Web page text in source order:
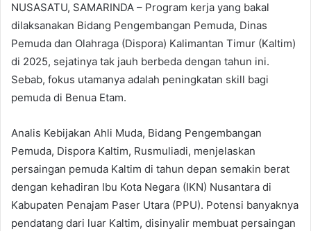
NUSASATU, SAMARINDA – Program kerja yang bakal
dilaksanakan Bidang Pengembangan Pemuda, Dinas
Pemuda dan Olahraga (Dispora) Kalimantan Timur (Kaltim)
di 2025, sejatinya tak jauh berbeda dengan tahun ini.
Sebab, fokus utamanya adalah peningkatan skill bagi
pemuda di Benua Etam.
Analis Kebijakan Ahli Muda, Bidang Pengembangan
Pemuda, Dispora Kaltim, Rusmuliadi, menjelaskan
persaingan pemuda Kaltim di tahun depan semakin berat
dengan kehadiran Ibu Kota Negara (IKN) Nusantara di
Kabupaten Penajam Paser Utara (PPU). Potensi banyaknya
pendatang dari luar Kaltim, disinyalir membuat persaingan